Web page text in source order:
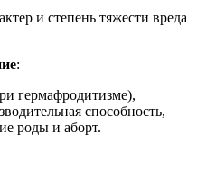
и степень тяжести вреда
:
гермафродитизме),
способность,
роды и аборт.